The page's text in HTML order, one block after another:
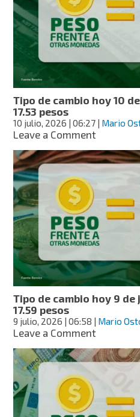
de
julio:
dólar
cotiza
Tipo de cambio hoy 10
17.53 pesos
10 julio, 2026 | 06:27 | Mario
Leave a Commenton
de
cambio
de
julio:
dólar
cotiza
17.53
pesos
Tipo de cambio hoy 9
17.59 pesos
9 julio, 2026 | 06:58 Mario
Leave a Commenton
de
de